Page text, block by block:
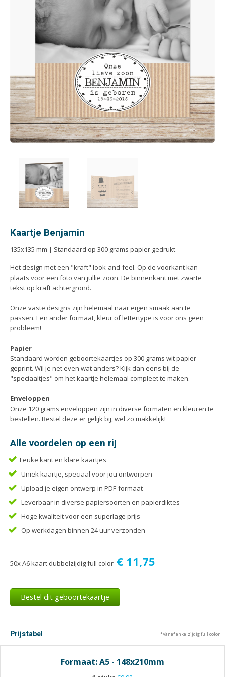
Afsprakenkaartjes
Ansichtkaarten
Briefpapier
Cadeaubonnen
Certificaten/Diploma's
Doordruksets
Enveloppen
Etiketten
Folders
Foto's
Geboortekaartjes
Hand-outs/Losbladig
Kalenders
Kerstkaarten
Liturgieën
Mondkapjes
Notitieblokken
Portfolio
Posters
Programmaboekjes
Rouwkaarten
Scripties
Trouwkaarten
Visitekaartjes
Inloggen
Winkelwagen
Kaartje Benjamin
135x135 mm | Standaard op 300 grams papier gedrukt
Het design met een "kraft" look-and-feel. Op de voorkant kan
plaats voor een foto van jullie zoon. De binnenkant met zwarte
tekst op kraft achtergrond.
Onze vaste designs zijn helemaal naar eigen smaak aan te
passen. Een ander formaat, kleur of lettertype is voor ons geen
probleem!
Papier
Standaard worden geboortekaartjes op 300 grams wit papier
geprint. Wil je net even wat anders? Kijk dan eens bij de
"speciaaltjes" om het kaartje helemaal compleet te maken.
Enveloppen
Onze 120 grams enveloppen zijn in diverse formaten en kleuren te
bestellen. Bestel deze er gelijk bij, wel zo makkelijk!
Alle voordelen op een rij
Leuke kant en klare kaartjes
Uniek kaartje, speciaal voor jou ontworpen
Upload je eigen ontwerp in PDF-formaat
Leverbaar in diverse papiersoorten en papierdiktes
Hoge kwaliteit voor een superlage prijs
Op werkdagen binnen 24 uur verzonden
50x A6 kaart dubbelzijdig full color € 11,75
Bestel dit geboortekaartje
Prijstabel *Vanaf enkelzijdig full color
Formaat: A5 - 148x210mm